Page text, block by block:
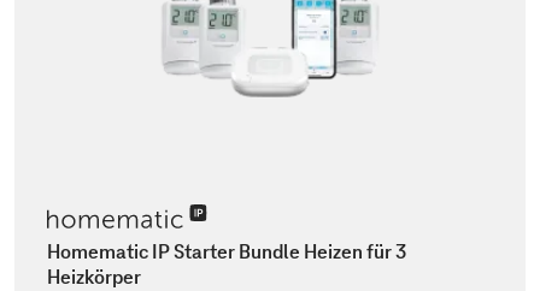
Homematic IP Starter Bundle Heizen für 3
Heizkörper